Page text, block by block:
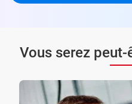
Vous serez